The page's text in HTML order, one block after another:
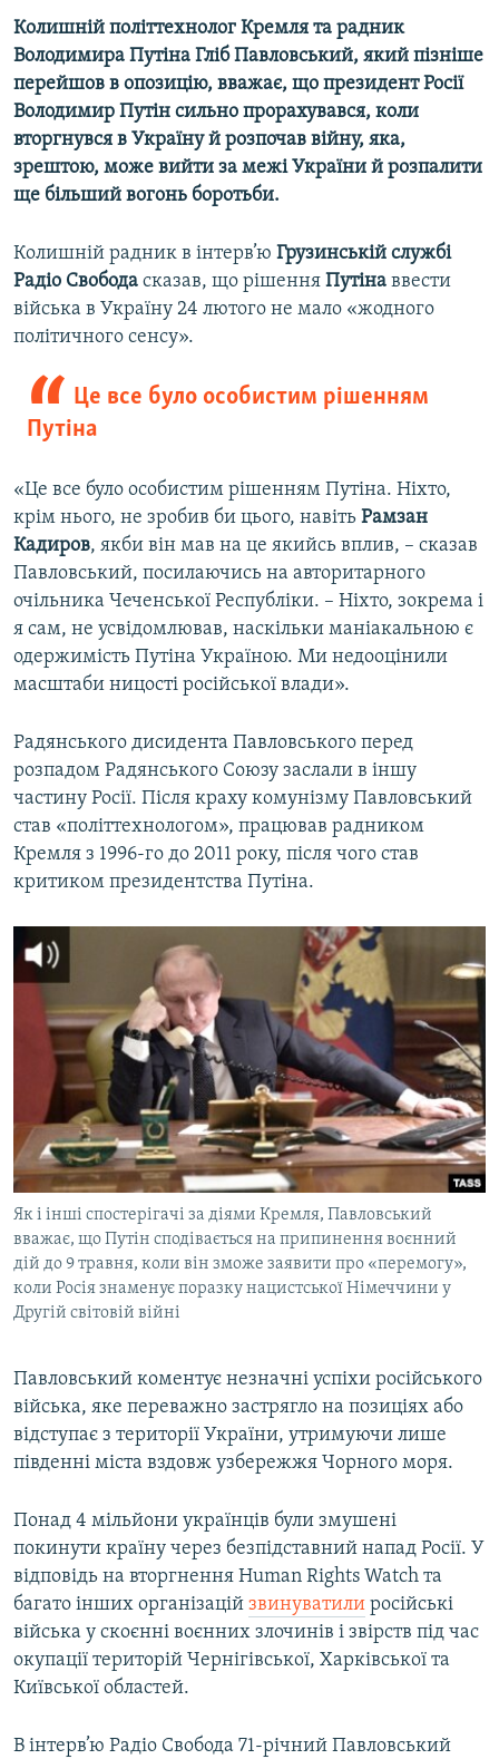
Колишній політтехнолог Кремля та радник
Володимира Путіна Гліб Павловський, який пізніше
перейшов в опозицію, вважає, що президент Росії
Володимир Путін сильно прорахувався, коли
вторгнувся в Україну й розпочав війну, яка,
зрештою, може вийти за межі України й розпалити
ще більший вогонь боротьби.
Колишній радник в інтерв’ю Грузинській службі
Радіо Свобода сказав, що рішення Путіна ввести
війська в Україну 24 лютого не мало «жодного
політичного сенсу».
Це все було особистим рішенням
Путіна
«Це все було особистим рішенням Путіна. Ніхто,
крім нього, не зробив би цього, навіть Рамзан
Кадиров, якби він мав на це якийсь вплив, – сказав
Павловський, посилаючись на авторитарного
очільника Чеченської Республіки. – Ніхто, зокрема і
я сам, не усвідомлював, наскільки маніакальною є
одержимість Путіна Україною. Ми недооцінили
масштаби ницості російської влади».
Радянського дисидента Павловського перед
розпадом Радянського Союзу заслали в іншу
частину Росії. Після краху комунізму Павловський
став «політтехнологом», працював радником
Кремля з 1996-го до 2011 року, після чого став
критиком президентства Путіна.
Як і інші спостерігачі за діями Кремля, Павловський
вважає, що Путін сподівається на припинення воєнний
дій до 9 травня, коли він зможе заявити про «перемогу»,
коли Росія знаменує поразку нацистської Німеччини у
Другій світовій війні
Павловський коментує незначні успіхи російського
війська, яке переважно застрягло на позиціях або
відступає з території України, утримуючи лише
південні міста вздовж узбережжя Чорного моря.
Понад 4 мільйони українців були змушені
покинути країну через безпідставний напад Росії. У
відповідь на вторгнення Human Rights Watch та
багато інших організацій звинуватили російські
війська у скоєнні воєнних злочинів і звірств під час
окупації територій Чернігівської, Харківської та
Київської областей.
В інтерв’ю Радіо Свобода 71-річний Павловський